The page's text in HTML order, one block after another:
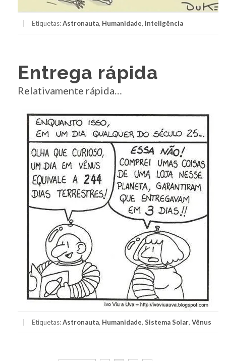
Etiquetas:Astronauta, Humanidade, Inteligência
Entrega rápida
Relativamente rápida…
Etiquetas:Astronauta, Humanidade, Sistema Solar, Vênus